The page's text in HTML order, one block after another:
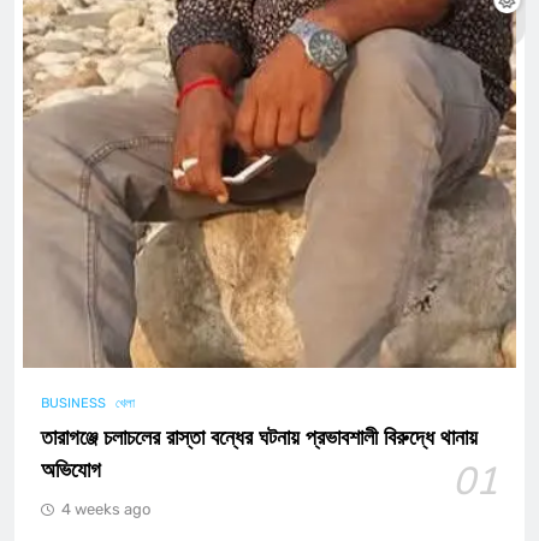
BUSINESS খেলা
তারাগঞ্জে চলাচলের রাস্তা বন্ধের ঘটনায় প্রভাবশালী বিরুদ্ধে থানায়
অভিযোগ
01
4 weeks ago